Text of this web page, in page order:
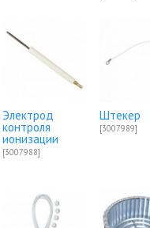
Электрод
контроля
ионизации
[3007988]
Штекер
[3007989]